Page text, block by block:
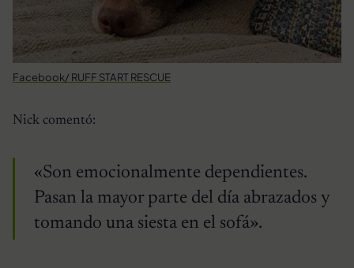
Facebook/ RUFF START RESCUE
Nick comentó:
«Son emocionalmente dependientes.
Pasan la mayor parte del día abrazados y
tomando una siesta en el sofá».